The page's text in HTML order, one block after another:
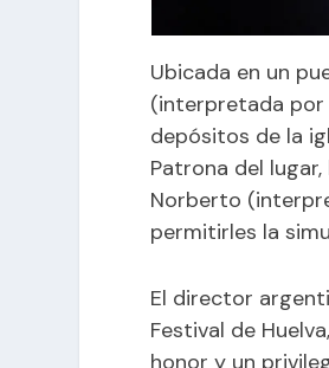
Ubicada en un
(interpretada por
depósitos de la
Patrona del
Norberto
permitirles la
El director
Festival de
honor y un